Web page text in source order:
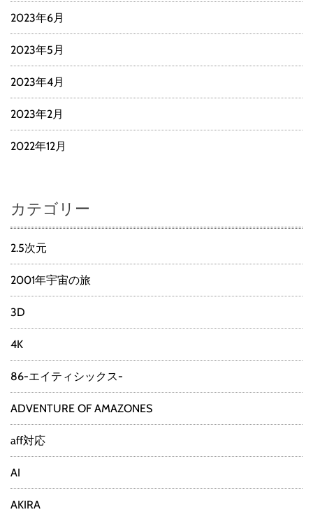
2023年6月
2023年5月
2023年4月
2023年2月
2022年12月
カテゴリー
2.5次元
2001年宇宙の旅
3D
4K
86-エイティシックス-
ADVENTURE OF AMAZONES
aff対応
AI
AKIRA